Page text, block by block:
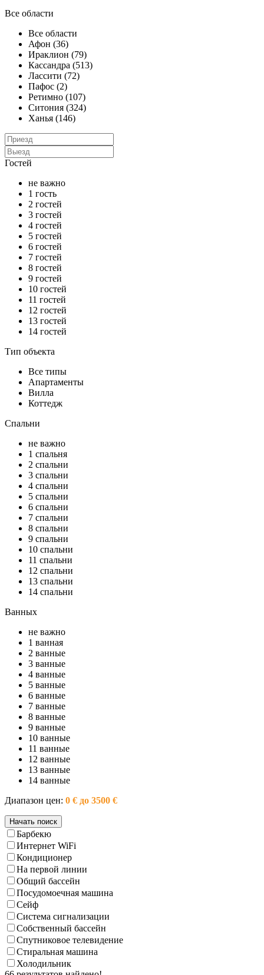
Все области
Все области
Афон (36)
Ираклион (79)
Кассандра (513)
Лассити (72)
Пафос (2)
Ретимно (107)
Ситония (324)
Ханья (146)
Гостей
не важно
1 гость
2 гостей
3 гостей
4 гостей
5 гостей
6 гостей
7 гостей
8 гостей
9 гостей
10 гостей
11 гостей
12 гостей
13 гостей
14 гостей
Тип объекта
Все типы
Апартаменты
Вилла
Коттедж
Спальни
не важно
1 спальня
2 спальни
3 спальни
4 спальни
5 спальни
6 спальни
7 спальни
8 спальни
9 спальни
10 спальни
11 спальни
12 спальни
13 спальни
14 спальни
Ванных
не важно
1 ванная
2 ванные
3 ванные
4 ванные
5 ванные
6 ванные
7 ванные
8 ванные
9 ванные
10 ванные
11 ванные
12 ванные
13 ванные
14 ванные
Диапазон цен: 0 € до 3500 €
Барбекю
Интернет WiFi
Кондиционер
На первой линии
Общий бассейн
Посудомоечная машина
Сейф
Система сигнализации
Собственный бассейн
Спутниковое телевидение
Стиральная машина
Холодильник